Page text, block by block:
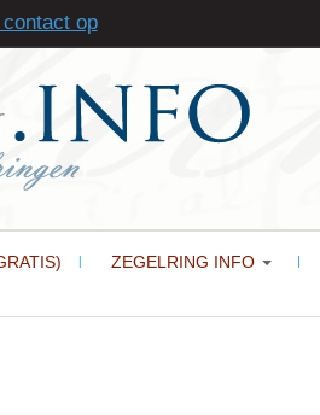
ZEGELRING INFO
op